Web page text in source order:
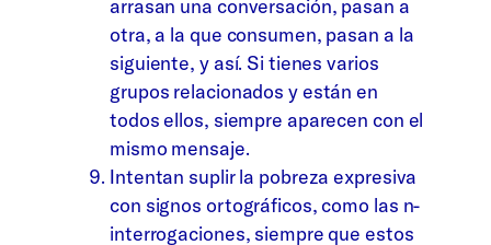
arrasan una conversación, pasan a
otra, a la que consumen, pasan a la
siguiente, y así. Si tienes varios
grupos relacionados y están en
todos ellos, siempre aparecen con el
mismo mensaje.
Intentan suplir la pobreza expresiva
con signos ortográficos, como las n-
interrogaciones, siempre que estos